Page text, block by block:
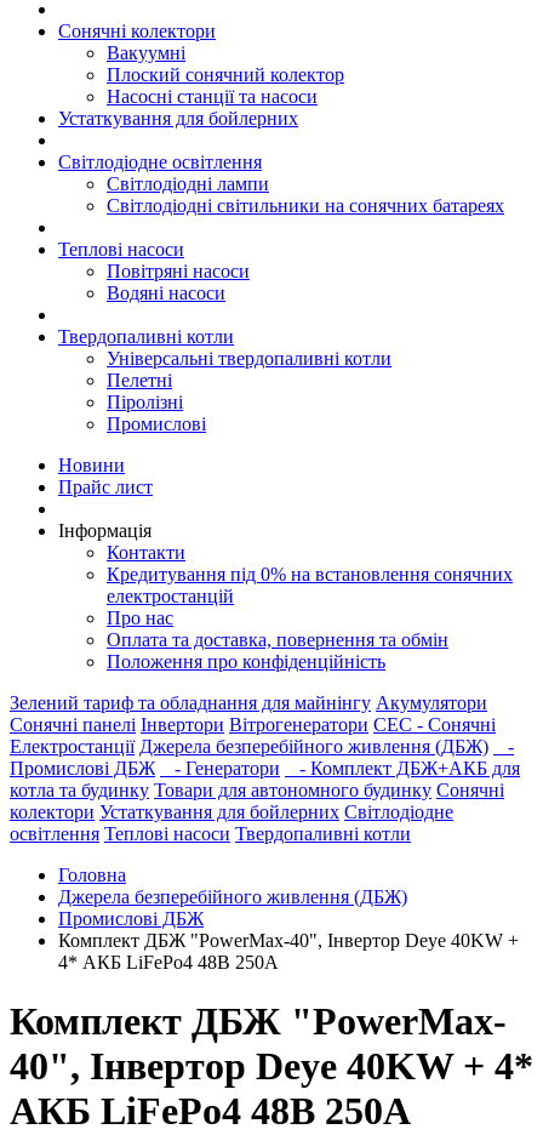
Сонячні колектори
Вакуумні
Плоский сонячний колектор
Насосні станції та насоси
Устаткування для бойлерних
Світлодіодне освітлення
Світлодіодні лампи
Світлодіодні світильники на сонячних батареях
Теплові насоси
Повітряні насоси
Водяні насоси
Твердопаливні котли
Універсальні твердопаливні котли
Пелетні
Піролізні
Промислові
Новини
Прайс лист
Інформація
Контакти
Кредитування під 0% на встановлення сонячних
електростанцій
Про нас
Оплата та доставка, повернення та обмін
Положення про конфіденційність
Зелений тариф та обладнання для майнінгу Акумулятори
Сонячні панелі Інвертори Вітрогенератори СЕС - Сонячні
Електростанції Джерела безперебійного живлення (ДБЖ)
-
Промислові ДБЖ
- Генератори
- Комплект ДБЖ+АКБ для
котла та будинку Товари для автономного будинку Сонячні
колектори Устаткування для бойлерних Світлодіодне
освітлення Теплові насоси Твердопаливні котли
Головна
Джерела безперебійного живлення (ДБЖ)
Промислові ДБЖ
Комплект ДБЖ "PowerMax-40", Інвертор Deye 40KW +
4* АКБ LiFePo4 48В 250А
Комплект ДБЖ "PowerMax-
40", Інвертор Deye 40KW + 4*
АКБ LiFePo4 48В 250А